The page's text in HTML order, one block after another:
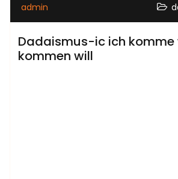
admin
Dadaismus-ic ich komme
kommen will